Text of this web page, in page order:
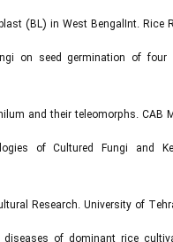
(BL) in West BengalInt. Rice
on seed germination of four
and their teleomorphs. CAB
of Cultured Fungi and
Research. University of